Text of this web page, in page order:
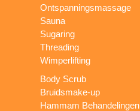
Ontspanningsmassage
Sauna
Sugaring
Threading
Wimperlifting
Body Scrub
Bruidsmake-up
Hammam Behandelingen